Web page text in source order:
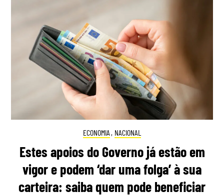
ECONOMIA , NACIONAL
Estes apoios do Governo já estão em
vigor e podem ‘dar uma folga’ à sua
carteira: saiba quem pode beneficiar